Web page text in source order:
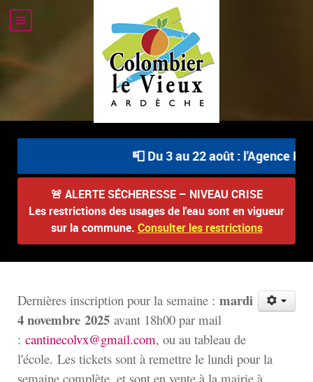
📮 Du 3 au 22 août : l'Agence
🚨 ALERTE SÉCHERESSE – NIVEAU CRISE
Les restrictions des usages de l'eau sont en vigueur
sur la commune. Consulter les restrictions
Dernières inscription pour la semaine : mardi
4 novembre 2025 avant 18h00 par mail
: cantinecolvx@gmail.com, ou au tableau de
l'école. Les tickets sont à remettre le lundi pour la
semaine complète, et sont en vente à la mairie à